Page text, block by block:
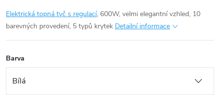
Elektrická topná tyč s regulací, 600W, velmi elegantní vzhled, 10
barevných provedení, 5 typů krytek Detailní informace
Barva